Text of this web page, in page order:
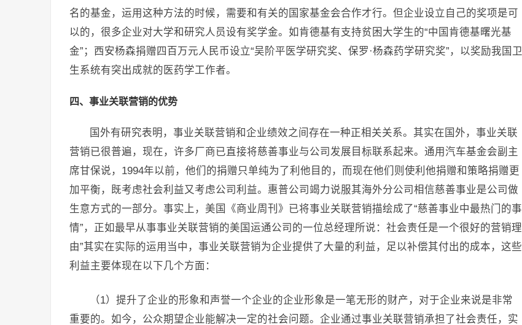
名的基金，运用这种方法的时候，需要和有关的国家基金会合作才行。但企业设立自己的奖项是可
以的，很多企业对大学和研究人员设有奖学金。如肯德基有支持贫困大学生的“中国肯德基曙光基
金”；西安杨森捐赠四百万元人民币设立“吴阶平医学研究奖、保罗·杨森药学研究奖”，以奖励我国卫
生系统有突出成就的医药学工作者。
四、事业关联营销的优势
国外有研究表明，事业关联营销和企业绩效之间存在一种正相关关系。其实在国外，事业关联
营销已很普遍，现在，许多厂商已直接将慈善事业与公司发展目标联系起来。通用汽车基金会副主
席甘保说，1994年以前，他们的捐赠只单纯为了利他目的，而现在他们则使利他捐赠和策略捐赠更
加平衡，既考虑社会利益又考虑公司利益。惠普公司竭力说服其海外分公司相信慈善事业是公司做
生意方式的一部分。事实上，美国《商业周刊》已将事业关联营销描绘成了“慈善事业中最热门的事
情”，正如最早从事事业关联营销的美国运通公司的一位总经理所说：社会责任是一个很好的营销理
由”其实在实际的运用当中，事业关联营销为企业提供了大量的利益，足以补偿其付出的成本，这些
利益主要体现在以下几个方面：
（1）提升了企业的形象和声誉一个企业的企业形象是一笔无形的财产，对于企业来说是非常
重要的。如今，公众期望企业能解决一定的社会问题。企业通过事业关联营销承担了社会责任，实